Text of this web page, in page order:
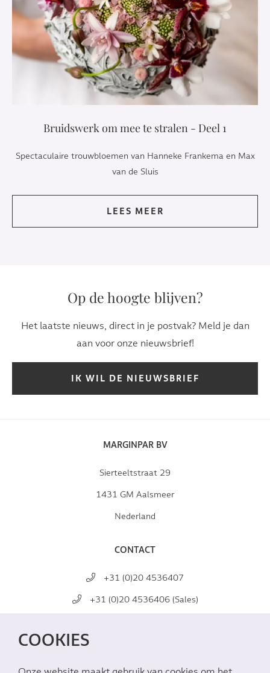
Bruidswerk om mee te stralen - Deel 1
Spectaculaire trouwbloemen van Hanneke Frankema en Max
van de Sluis
LEES MEER
COOKIES
Op de hoogte blijven?
Het laatste nieuws, direct in je postvak? Meld je dan
aan voor onze nieuwsbrief!
IK WIL DE NIEUWSBRIEF
MARGINPAR BV
Sierteeltstraat 29
1431 GM Aalsmeer
Nederland
CONTACT
+31 (0)20 4536407
+31 (0)20 4536406 (Sales)
SOCIAL MEDIA